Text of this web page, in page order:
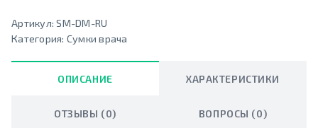
Артикул:SM-DM-RU
Категория: Сумки врача
ОПИСАНИЕ ХАРАКТЕРИСТИКИ
ОТЗЫВЫ (0) ВОПРОСЫ (0)